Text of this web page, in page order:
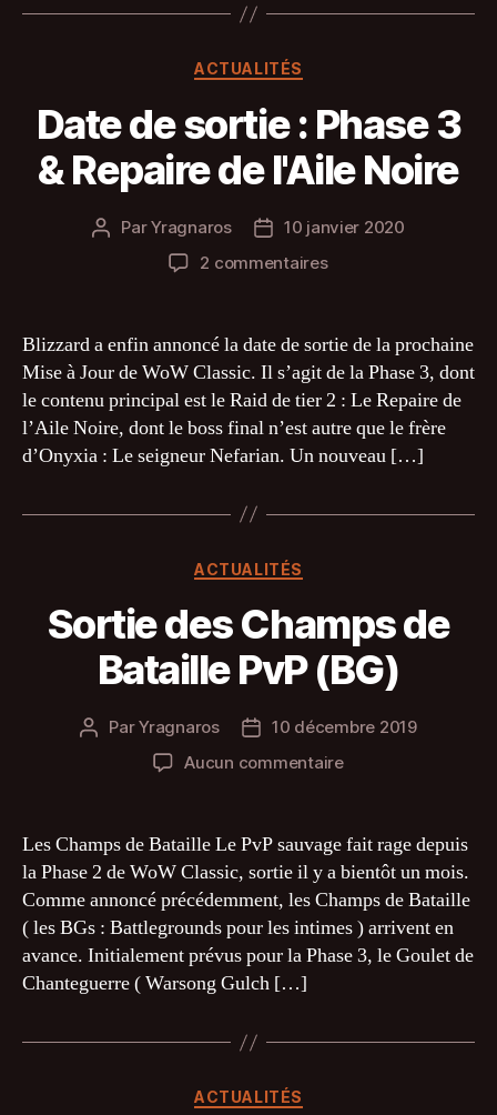
Catégories
ACTUALITÉS
Date de sortie : Phase 3
& Repaire de l'Aile Noire
Auteur
ParYragnaros
Date10 janvier 2020
2 commentairessur
sortie
Phase
3
&
Repaire
Blizzard a enfin annoncé la date de sortie de la prochaine
Mise à Jour de WoW Classic. Il s’agit de la Phase 3, dont
le contenu principal est le Raid de tier 2 : Le Repaire de
l’Aile Noire, dont le boss final n’est autre que le frère
d’Onyxia : Le seigneur Nefarian. Un nouveau […]
Catégories
ACTUALITÉS
Sortie des Champs de
Bataille PvP (BG)
Auteur
ParYragnaros
Date10 décembre 2019
Aucun commentairesur
Champs
Bataille
PvP
(BG)
Les Champs de Bataille Le PvP sauvage fait rage depuis
la Phase 2 de WoW Classic, sortie il y a bientôt un mois.
Comme annoncé précédemment, les Champs de Bataille
( les BGs : Battlegrounds pour les intimes ) arrivent en
avance. Initialement prévus pour la Phase 3, le Goulet de
Chanteguerre ( Warsong Gulch […]
Catégories
ACTUALITÉS